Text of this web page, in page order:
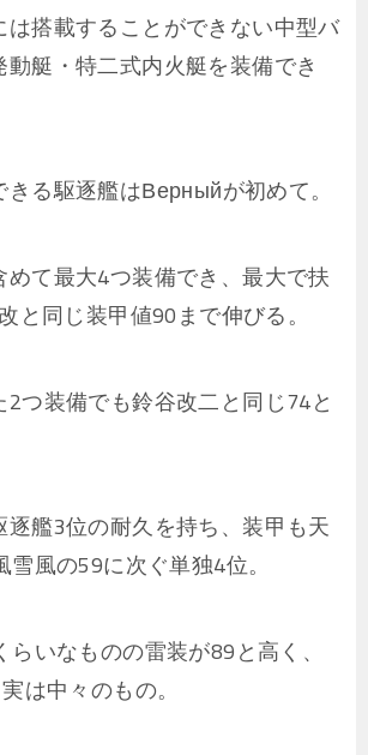
搭載することができない中型バ
艇・特二式内火艇を装備でき
る駆逐艦はВерныйが初めて。
て最大4つ装備でき、最大で扶
と同じ装甲値90まで伸びる。
つ装備でも鈴谷改二と同じ74と
艦3位の耐久を持ち、装甲も天
風の59に次ぐ単独4位。
いなものの雷装が89と高く、
は中々のもの。